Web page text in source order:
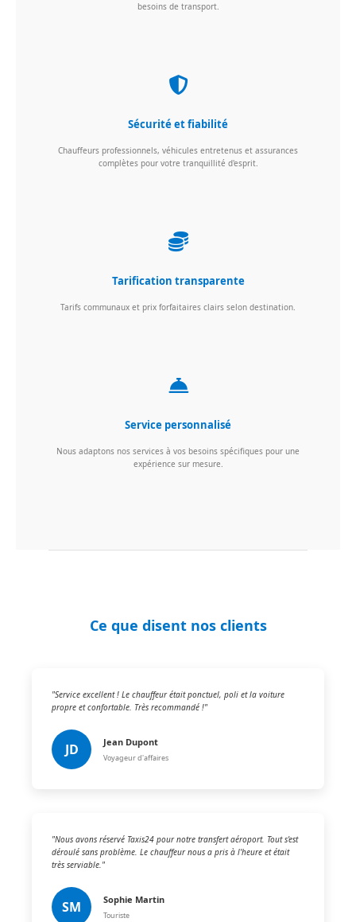
besoins de transport.
Sécurité et fiabilité
Chauffeurs professionnels, véhicules entretenus et assurances
complètes pour votre tranquillité d'esprit.
Tarification transparente
Tarifs communaux et prix forfaitaires clairs selon destination.
Service personnalisé
Nous adaptons nos services à vos besoins spécifiques pour une
expérience sur mesure.
Ce que disent nos clients
"Service excellent ! Le chauffeur était ponctuel, poli et la voiture
propre et confortable. Très recommandé !"
JD Jean Dupont
Voyageur d'affaires
"Nous avons réservé Taxis24 pour notre transfert aéroport. Tout s'est
déroulé sans problème. Le chauffeur nous a pris à l'heure et était
très serviable."
SM Sophie Martin
Touriste